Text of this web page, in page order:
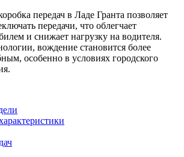
передач в Ладе Гранта позволяет
передачи, что облегчает
и снижает нагрузку на водителя.
вождение становится более
особенно в условиях городского